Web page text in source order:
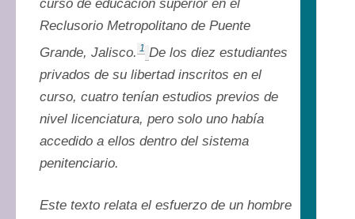
curso de educación superior en el
Reclusorio Metropolitano de Puente
Grande, Jalisco. 1 De los diez estudiantes
privados de su libertad inscritos en el
curso, cuatro tenían estudios previos de
nivel licenciatura, pero solo uno había
accedido a ellos dentro del sistema
penitenciario.
Este texto relata el esfuerzo de un hombre